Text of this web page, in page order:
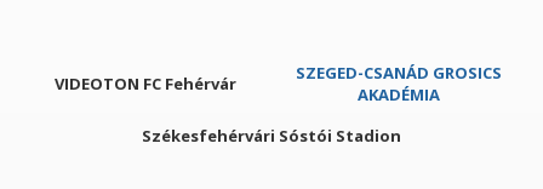
VIDEOTON FC Fehérvár
SZEGED-CSANÁD GROSICS
AKADÉMIA
Székesfehérvári Sóstói Stadion